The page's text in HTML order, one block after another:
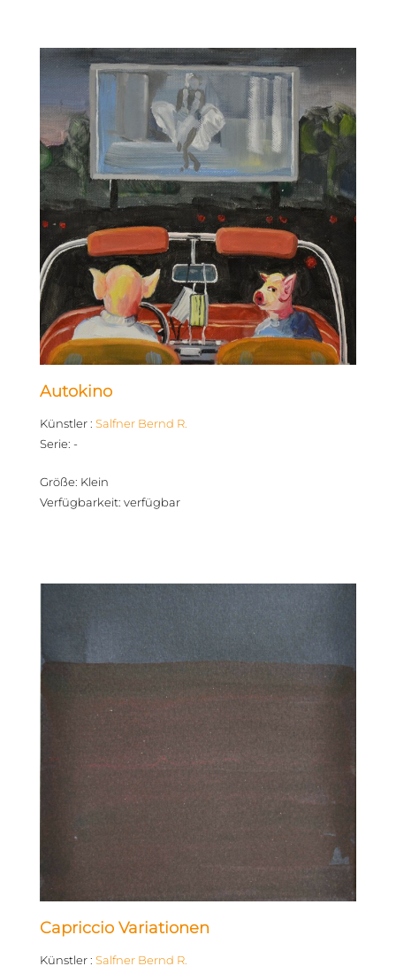
Autokino
Künstler: Salfner Bernd R.
Serie: -
Größe: Klein
Verfügbarkeit: verfügbar
Capriccio Variationen
Künstler: Salfner Bernd R.